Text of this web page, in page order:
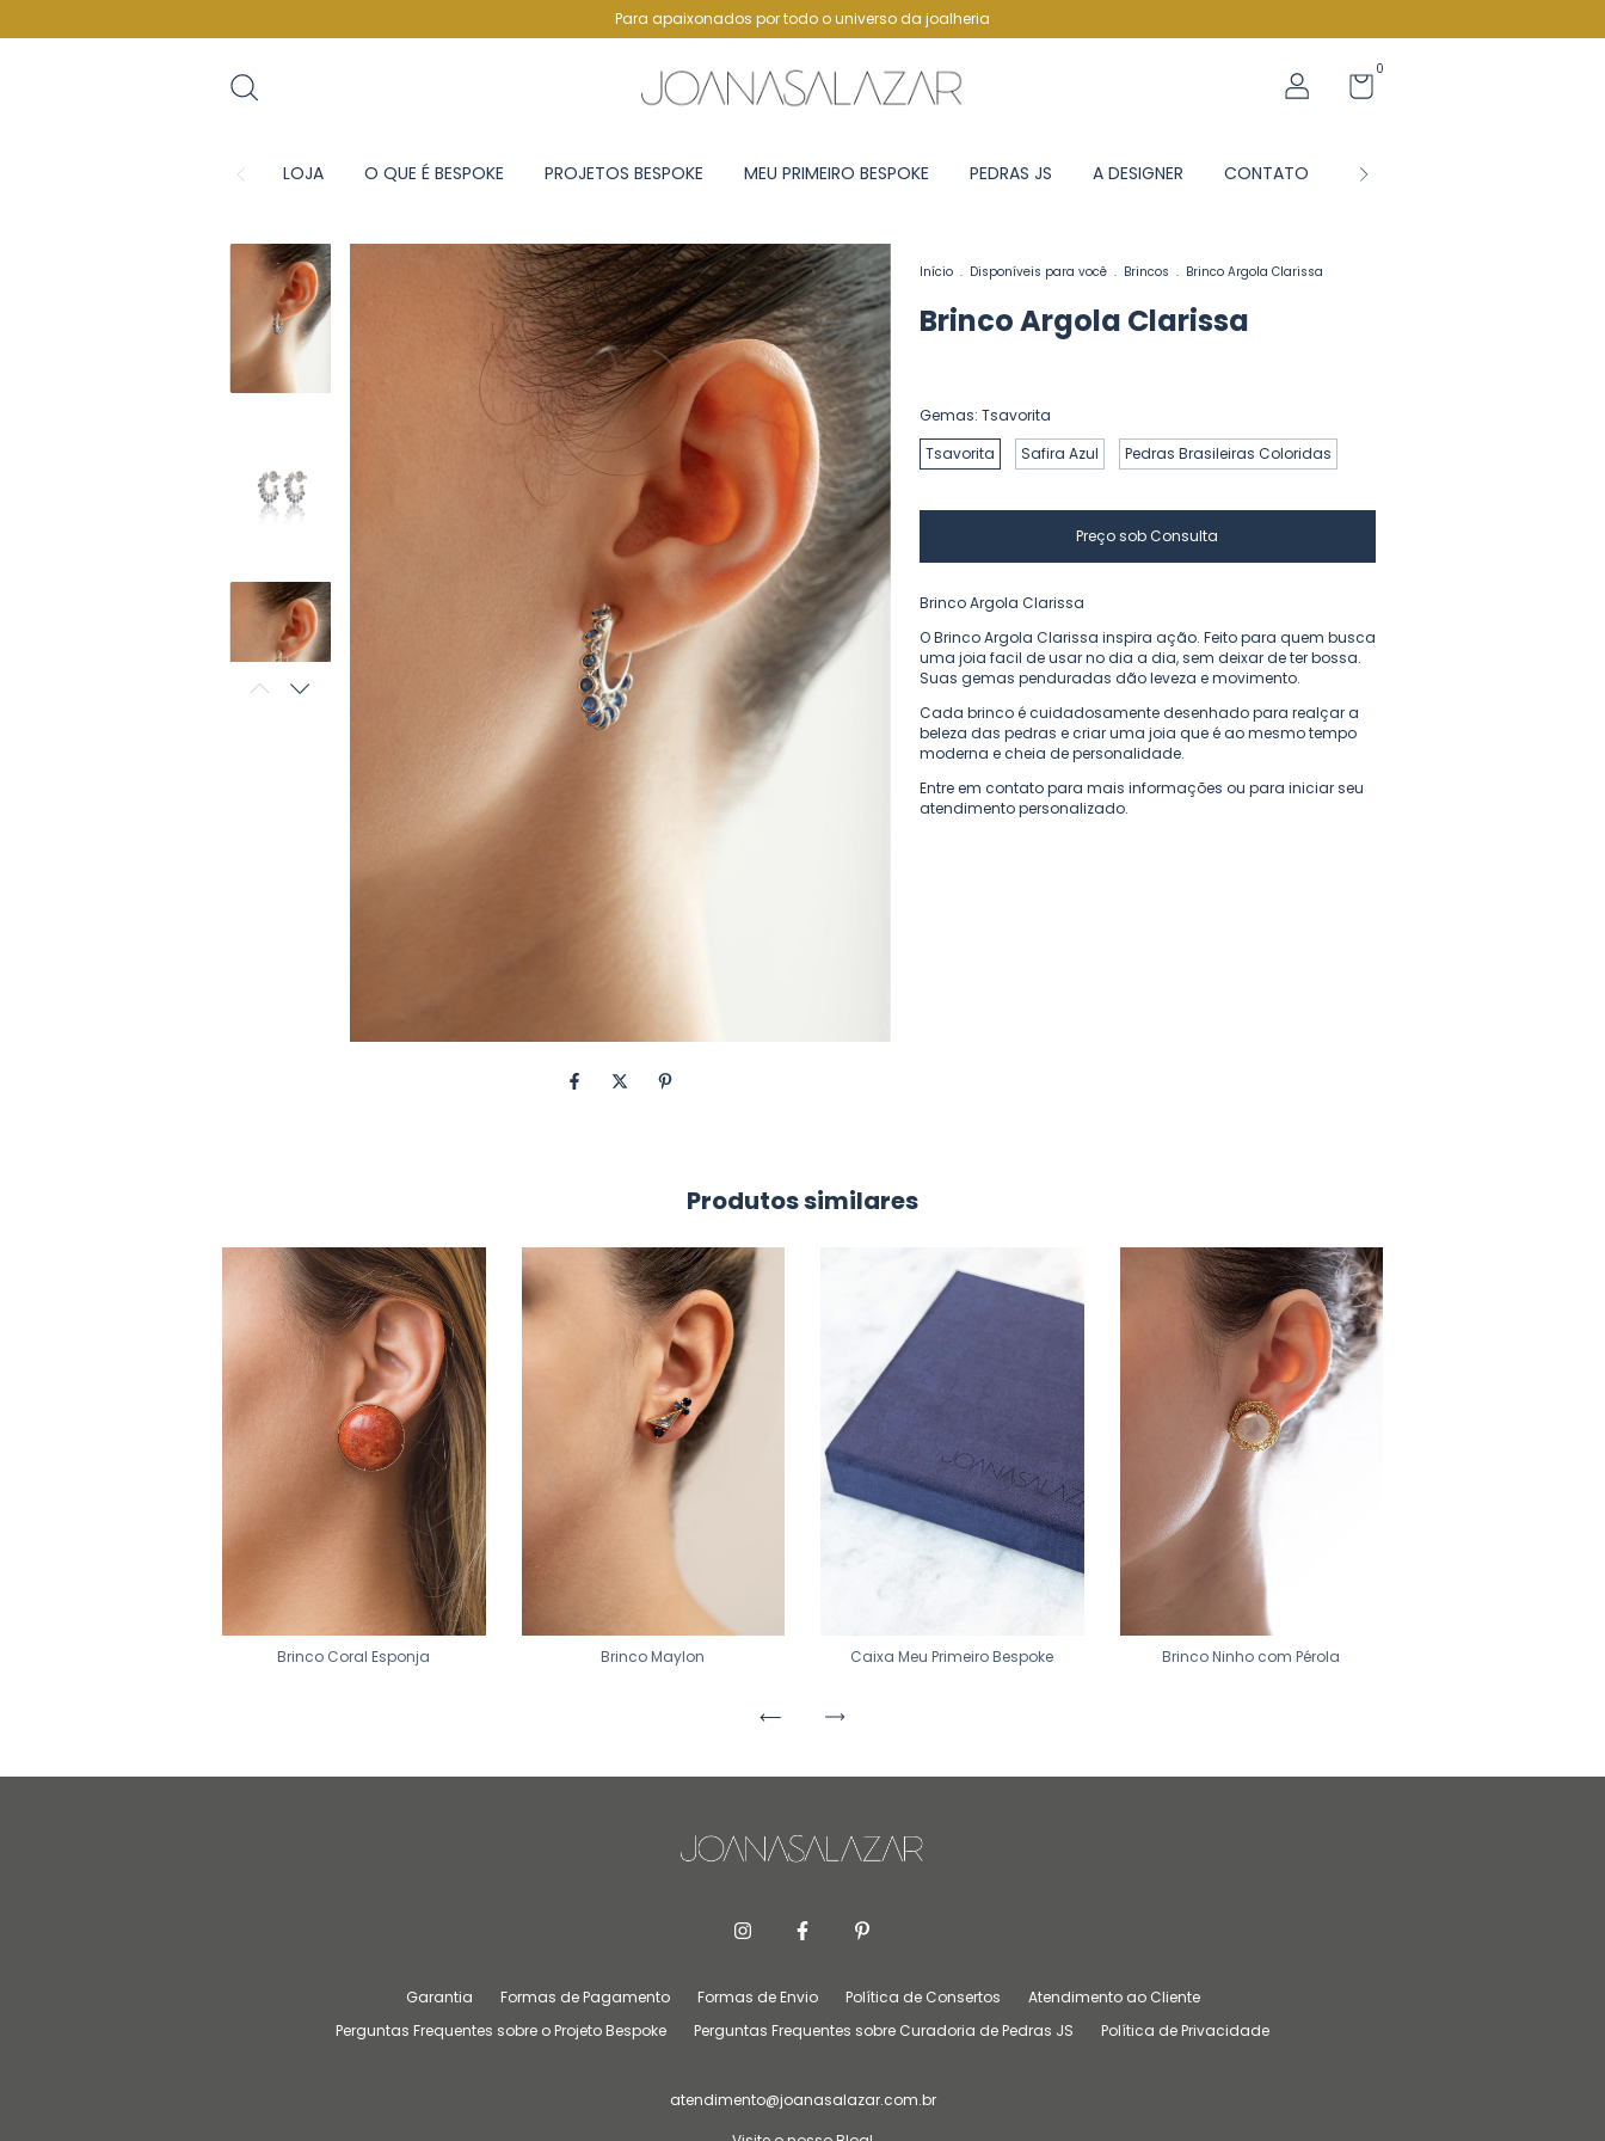
Para apaixonados por todo o universo da joalheria
0
LOJA O QUE É BESPOKE PROJETOS BESPOKE MEU PRIMEIRO BESPOKE PEDRAS JS A DESIGNER CONTATO BLOG JS
Início . Disponíveis para você . Brincos . Brinco Argola Clarissa
Brinco Argola Clarissa
Gemas: Tsavorita
Tsavorita
Safira Azul Pedras Brasileiras Coloridas
Brinco Argola Clarissa
O Brinco Argola Clarissa inspira ação. Feito para quem busca
uma joia facil de usar no dia a dia, sem deixar de ter bossa.
Suas gemas penduradas dão leveza e movimento.
Cada brinco é cuidadosamente desenhado para realçar a
beleza das pedras e criar uma joia que é ao mesmo tempo
moderna e cheia de personalidade.
Entre em contato para mais informações ou para iniciar seu
atendimento personalizado.
Produtos similares
Brinco Coral Esponja Brinco Maylon Caixa Meu Primeiro Bespoke Brinco Ninho com Pérola
Garantia Formas de Pagamento Formas de Envio Política de Consertos
Atendimento ao Cliente
Perguntas Frequentes sobre o Projeto Bespoke
Perguntas Frequentes sobre Curadoria de Pedras JS Política de Privacidade
atendimento@joanasalazar.com.br